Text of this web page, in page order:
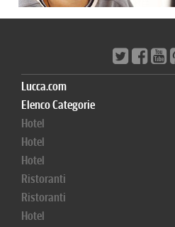
Lucca.com
Elenco Categorie
Hotel
Hotel
Hotel
Ristoranti
Ristoranti
Hotel